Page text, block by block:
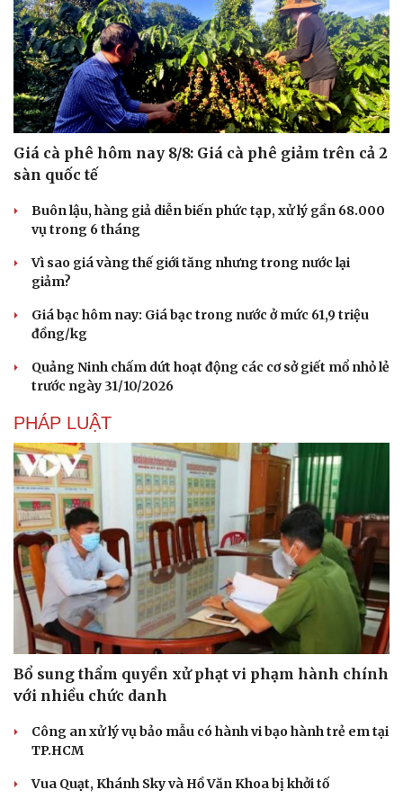
Cải chính
Giá cà phê hôm nay 8/8: Giá cà phê giảm trên cả 2
sàn quốc tế
Buôn lậu, hàng giả diễn biến phức tạp, xử lý gần 68.000
vụ trong 6 tháng
Vì sao giá vàng thế giới tăng nhưng trong nước lại
giảm?
Giá bạc hôm nay: Giá bạc trong nước ở mức 61,9 triệu
đồng/kg
Quảng Ninh chấm dứt hoạt động các cơ sở giết mổ nhỏ lẻ
trước ngày 31/10/2026
PHÁP LUẬT
Bổ sung thẩm quyền xử phạt vi phạm hành chính
với nhiều chức danh
Công an xử lý vụ bảo mẫu có hành vi bạo hành trẻ em tại
TP.HCM
Vua Quạt, Khánh Sky và Hồ Văn Khoa bị khởi tố